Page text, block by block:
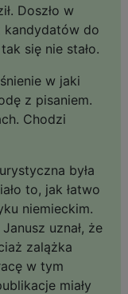
Doszło w
kandydatów do
się nie stało.
w jaki
z pisaniem.
Chodzi
była
to, jak łatwo
niemieckim.
uznał, że
zalążka
w tym
miały